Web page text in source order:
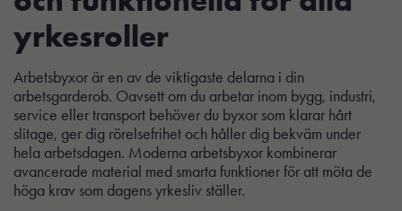
yrkesroller
Arbetsbyxor är en av de viktigaste delarna i din
arbetsgarderob. Oavsett om du arbetar inom bygg, industri,
service eller transport behöver du byxor som klarar hårt
slitage, ger dig rörelsefrihet och håller dig bekväm under
hela arbetsdagen. Moderna arbetsbyxor kombinerar
avancerade material med smarta funktioner för att möta de
höga krav som dagens yrkesliv ställer.